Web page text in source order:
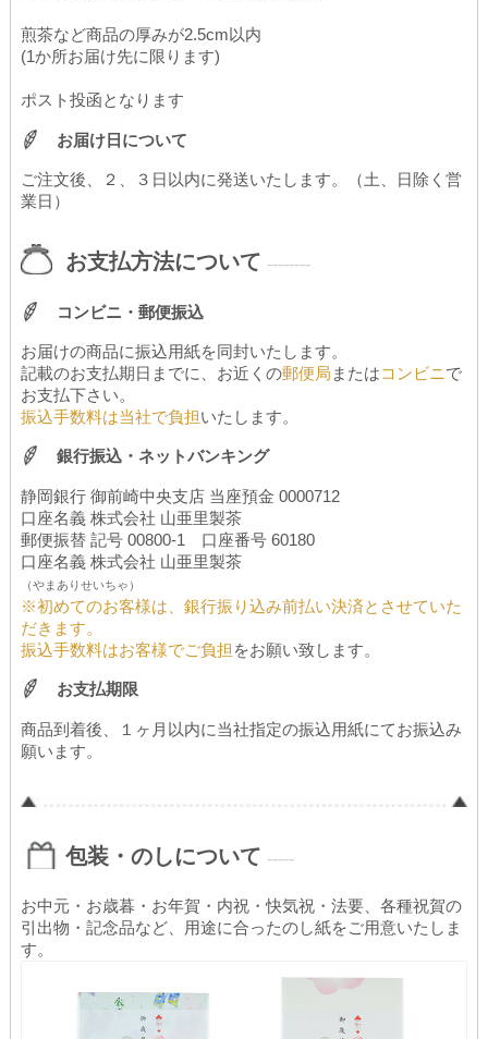
煎茶など商品の厚みが2.5cm以内
(1か所お届け先に限ります)
ポスト投函となります
お届け日について
ご注文後、２、３日以内に発送いたします。（土、日除く営
業日）
お支払方法について --------
コンビニ・郵便振込
お届けの商品に振込用紙を同封いたします。
記載のお支払期日までに、お近くの郵便局 またはコンビニで
お支払下さい。
振込手数料は当社で負担いたします。
銀行振込・ネットバンキング
静岡銀行 御前崎中央支店 当座預金 0000712
口座名義 株式会社 山亜里製茶
郵便振替 記号 00800-1 口座番号 60180
口座名義 株式会社 山亜里製茶
（やまありせいちゃ）
※初めてのお客様は、銀行振り込み前払い決済とさせていた
だきます。
振込手数料はお客様でご負担 をお願い致します。
お支払期限
商品到着後、１ヶ月以内に当社指定の振込用紙にてお振込み
願います。
包装・のしについて -----
お中元・お歳暮・お年賀・内祝・快気祝・法要、各種祝賀の
引出物・記念品など、用途に合ったのし紙をご用意いたしま
す。